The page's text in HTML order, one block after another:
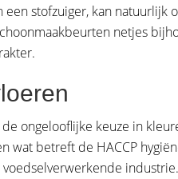
stofzuiger, kan natuurlijk
netjes
ongelooflijke keuze in
wat betreft de HACCP